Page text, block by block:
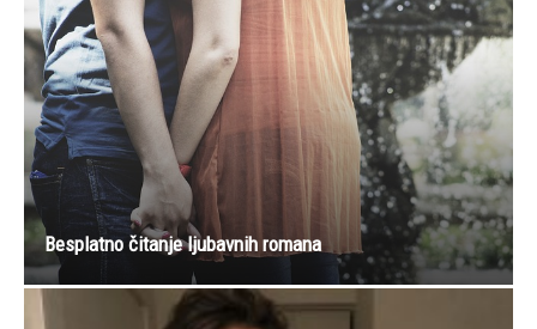
Besplatno čitanje ljubavnih romana